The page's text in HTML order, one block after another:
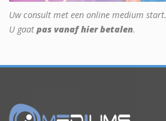
Uw consult met een online medium start.
U gaat pas vanaf hier betalen.